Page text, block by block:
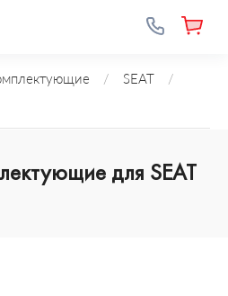
/ SEAT
/
для SEAT